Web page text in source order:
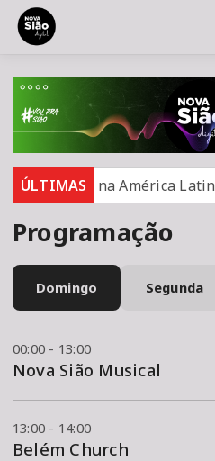
ÚLTIMAS
segurança na América Latina
Programação
Domingo Segunda
00:00 - 13:00
Nova Sião Musical
13:00 - 14:00
Belém Church